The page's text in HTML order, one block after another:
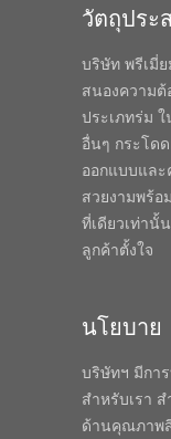
วัตถุประ
บริษัท พรีเมี่
สนองความต้
ประเภทร่ม
อื่นๆ กระโดด
ออกแบบแล
สวยงามพร้
ที่เดียวเท่านั้
ลูกค้าตั้งใจ
นโยบาย
บริษัทฯ มีกา
สำหรับเรา
ด้านคุณภาพ